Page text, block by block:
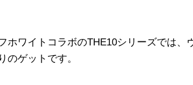
ホワイトコラボのTHE10シリーズでは、
のゲットです。